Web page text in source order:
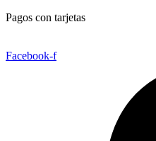
Pagos con tarjetas
Facebook-f